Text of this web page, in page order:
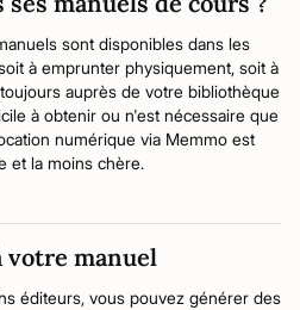
sont disponibles dans les
à emprunter physiquement, soit à
auprès de votre bibliothèque
à obtenir ou n'est nécessaire que
numérique via Memmo est
et la moins chère.
votre manuel
éditeurs, vous pouvez générer des